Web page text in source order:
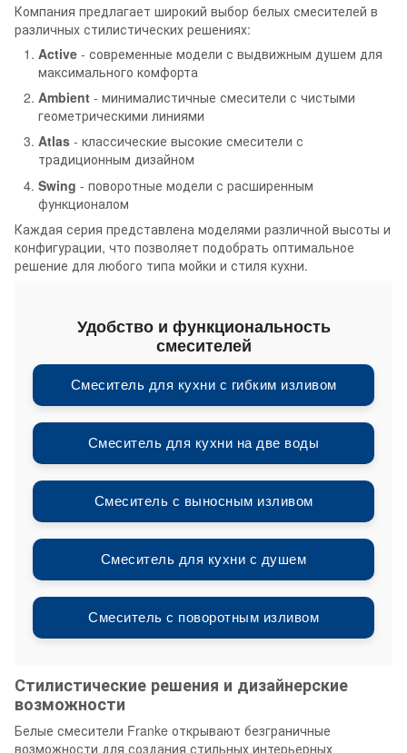
Компания предлагает широкий выбор белых смесителей в
различных стилистических решениях:
Active - современные модели с выдвижным душем для
максимального комфорта
Ambient - минималистичные смесители с чистыми
геометрическими линиями
Atlas - классические высокие смесители с
традиционным дизайном
Swing - поворотные модели с расширенным
функционалом
Каждая серия представлена моделями различной высоты и
конфигурации, что позволяет подобрать оптимальное
решение для любого типа мойки и стиля кухни.
Удобство и функциональность
смесителей
Смеситель для кухни с гибким изливом
Смеситель для кухни на две воды
Смеситель с выносным изливом
Смеситель для кухни с душем
Смеситель с поворотным изливом
Стилистические решения и дизайнерские
возможности
Белые смесители Franke открывают безграничные
возможности для создания стильных интерьерных